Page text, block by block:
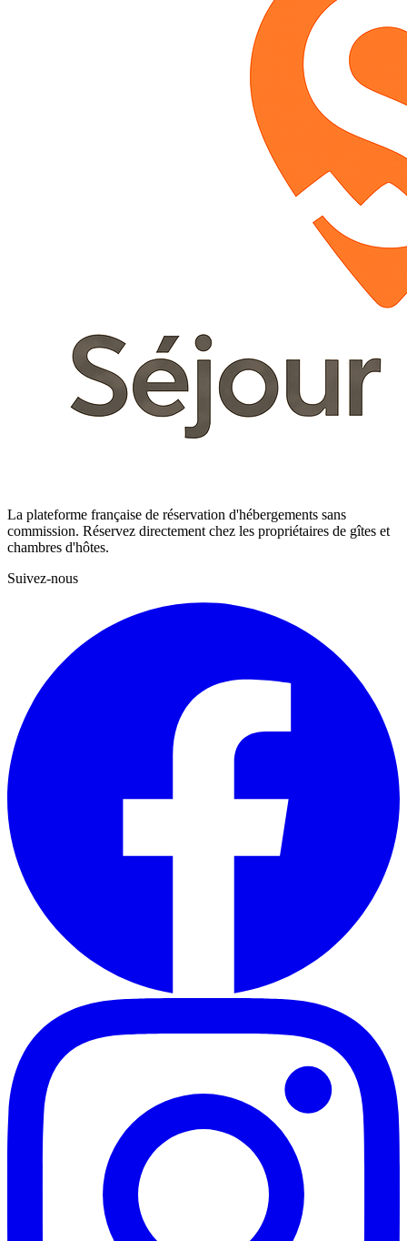
La plateforme française de réservation d'hébergements sans
commission. Réservez directement chez les propriétaires de gîtes et
chambres d'hôtes.
Suivez-nous